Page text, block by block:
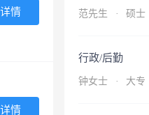
范先生 · 硕士
行政/后勤
钟女士 · 大专
情
情